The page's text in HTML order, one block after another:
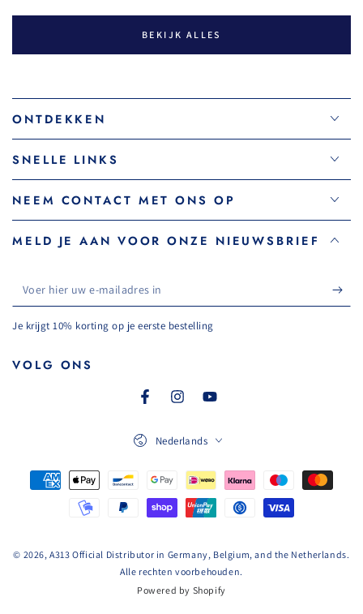
BEKIJK ALLES
ONTDEKKEN
SNELLE LINKS
NEEM CONTACT MET ONS OP
MELD JE AAN VOOR ONZE NIEUWSBRIEF
Voer
hier
uw
e-
Je krijgt 10% korting op je eerste bestelling
VOLG ONS
FacebookInstagramYouTube
© 2026, A313 Official Distributor in Germany, Belgium, and the Netherlands.
Alle rechten voorbehouden.
Powered by Shopify
Nederlands
Betaalmethoden